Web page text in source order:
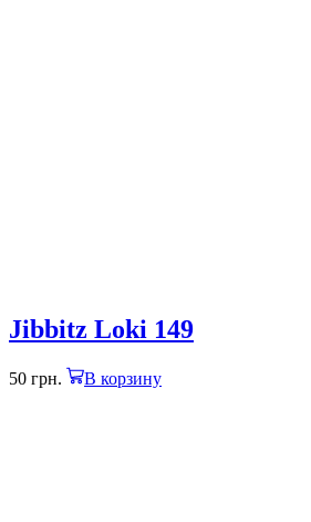
Jibbitz Loki 149
50 грн. В корзину